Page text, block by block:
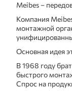
Meibes –
Компания
монтажной
Основная идея
В 1968 году
быстрого
Спрос на